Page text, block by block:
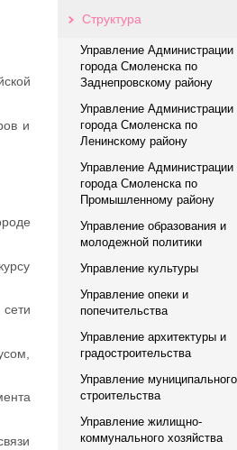
и
Структура
Управление Администрации
города Смоленска по
Заднепровскому району
Управление Администрации
города Смоленска по
Ленинскому району
Управление Администрации
города Смоленска по
Промышленному району
Управление образования и
молодежной политики
Управление культуры
Управление опеки и
попечительства
Управление архитектуры и
градостроительства
Управление муниципального
строительства
Управление жилищно-
коммунального хозяйства